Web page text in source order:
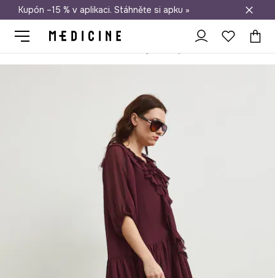
Doprava zdarma při nákupu nad 1 200 Kč
Kupón –15 % v aplikaci. Stáhněte si apku »